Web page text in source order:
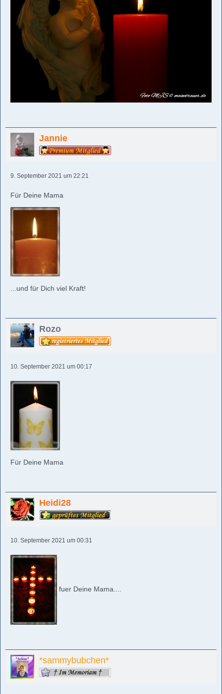
Jannie
9. September 2021 um 22:21
Für Deine Mama
...und für Dich viel Kraft!
Rozo
10. September 2021 um 00:17
Für Deine Mama
Heidi28
10. September 2021 um 00:31
fuer Deine Mama....
*sammybubchen*